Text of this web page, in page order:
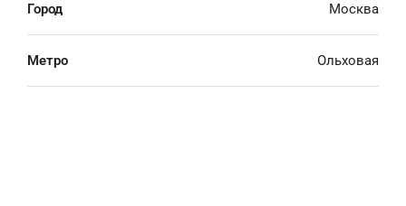
Город Москва
Метро Ольховая